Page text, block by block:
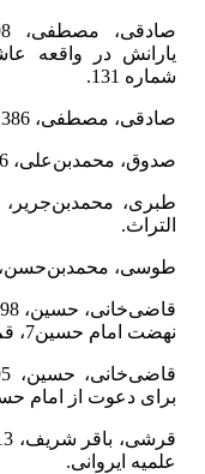
یارانش در واقعه
شماره 131.
صادقی، مصطفی، 1386، پیامبر9و یهود حجاز، قم: بوستان کتاب.
صدوق، محمدبن‌علی، 1376، الأمالی، تهران: کتابچی.
التراث.
طوسی، محمدبن‌حسن، 1414ق، الأمالی، قم: دار الثقافة.
نهضت امام حسین7، قم: پژوهشگاه علوم و فرهنگ اسلامی.
برای دعوت از امام حسین7»، فصل‌نامه شیعه‌پژوهی،
علمیه ایروانی.